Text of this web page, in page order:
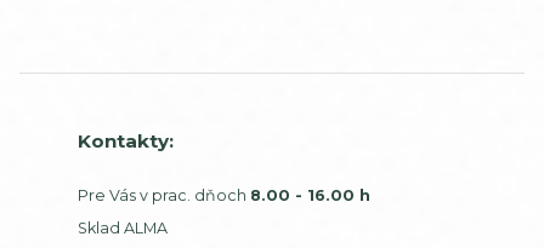
Kontakty:
Pre Vás v prac. dňoch 8.00 - 16.00 h
Sklad ALMA